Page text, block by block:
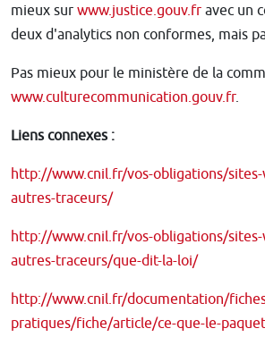
mieux sur www.justice.gouv.fr avec un
deux d'analytics non conformes, mais
Pas mieux pour le ministère de la
www.culturecommunication.gouv.fr.
Liens connexes :
http://www.cnil.fr/vos-obligations/sites-
autres-traceurs/
http://www.cnil.fr/vos-obligations/sites-
autres-traceurs/que-dit-la-loi/
http://www.cnil.fr/documentation/
pratiques/fiche/article/ce-que-le-